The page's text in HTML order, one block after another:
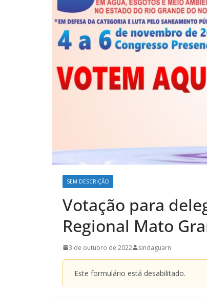
SEM DESCRIÇÃO
Votação para
Regional Mato
3 de outubro de 2022 sindaguarn
Este formulário está desabilitado.